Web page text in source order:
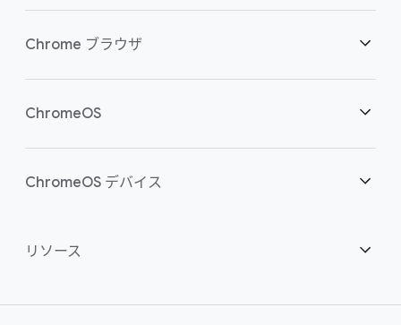
セキュリティ
Chrome ブラウザ
概要
ChromeOS
概要
ChromeOS デバイス
概要
デバイス
リソース